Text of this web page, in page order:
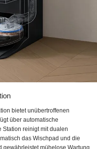
bietet unübertroffenen
über automatische
Station reinigt mit dualen
das Wischpad und die
gewährleistet mühelose Wartung